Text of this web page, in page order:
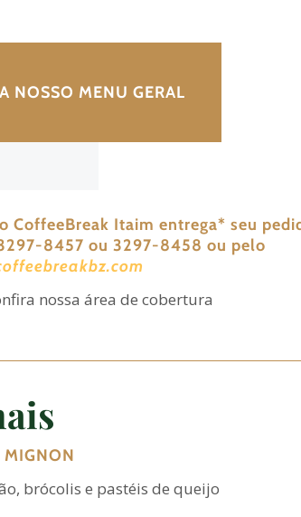
NOSSO MENU GERAL
CoffeeBreak Itaim entrega* seu
8457 ou 3297-8458 ou pelo
nossa área de cobertura
MIGNON
brócolis e pastéis de queijo